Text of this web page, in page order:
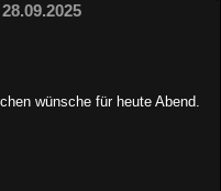
wünsche für heute Abend.